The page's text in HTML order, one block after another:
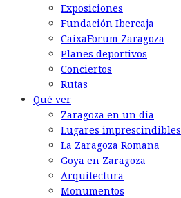
Exposiciones
Fundación Ibercaja
CaixaForum Zaragoza
Planes deportivos
Conciertos
Rutas
Qué ver
Zaragoza en un día
Lugares imprescindibles
La Zaragoza Romana
Goya en Zaragoza
Arquitectura
Monumentos